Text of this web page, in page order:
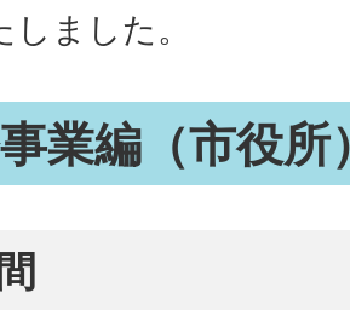
ました。
業編（市役所